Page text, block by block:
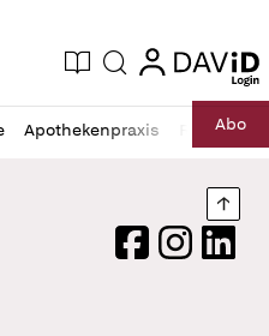
Zeitung
Aktuelle Ausgabe
Suche login
login
Apothekenpraxis RechtAbo
Logo
FacebookInstagram